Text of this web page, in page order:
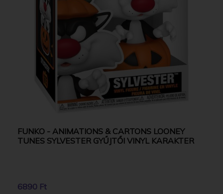
FUNKO - ANIMATIONS & CARTONS LOONEY
TUNES SYLVESTER GYŰJTŐI VINYL KARAKTER
6890 Ft